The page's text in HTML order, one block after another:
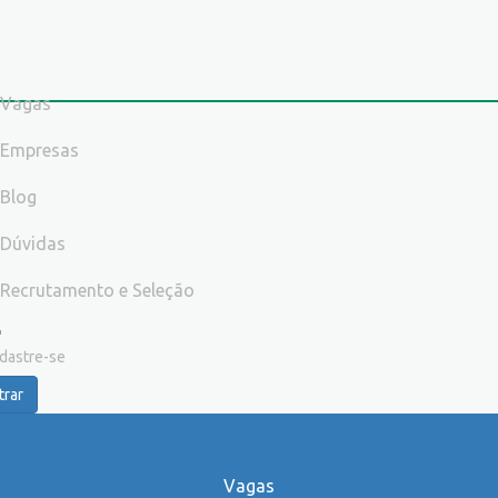
Vagas
Empresas
Blog
Dúvidas
Recrutamento e Seleção
se
Vagas